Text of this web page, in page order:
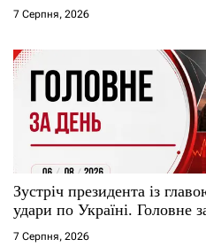
7 Серпня, 2026
Зустріч президента із
удари по Україні. Головне
7 Серпня, 2026